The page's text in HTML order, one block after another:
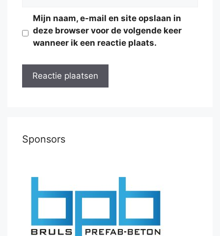
Mijn naam, e-mail en site opslaan in
deze browser voor de volgende keer
wanneer ik een reactie plaats.
Sponsors